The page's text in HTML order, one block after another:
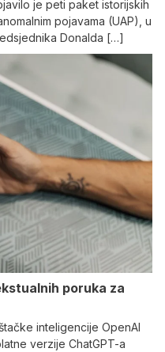
je peti paket istorijskih
pojavama (UAP), u
Donalda […]
poruka za
inteligencije OpenAI
verzije ChatGPT-a